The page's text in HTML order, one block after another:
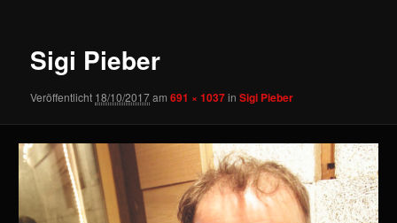
Sigi Pieber
Veröffentlicht 18/10/2017am691 × 1037inSigi Pieber